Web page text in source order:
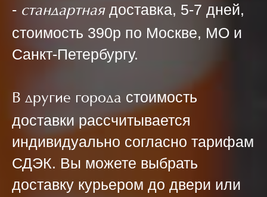
- стандартная доставка, 5-7 дней,
стоимость 390р по Москве, МО и
Санкт-Петербургу.
В другие города стоимость
доставки рассчитывается
индивидуально согласно тарифам
СДЭК. Вы можете выбрать
доставку курьером до двери или